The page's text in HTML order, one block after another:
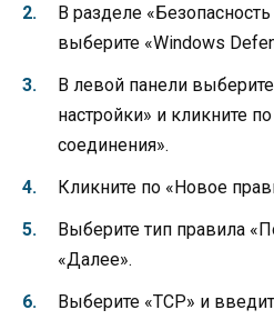
В разделе
выберите «Windows
В левой панели
настройки» и кликните
соединения».
Кликните по «Новое
Выберите тип правила
«Далее».
Выберите «TCP» и